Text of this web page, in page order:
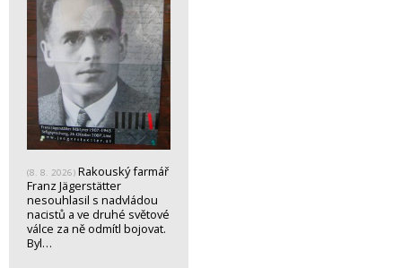
(8. 8. 2026) Rakouský farmář
Franz Jägerstätter
nesouhlasil s nadvládou
nacistů a ve druhé světové
válce za ně odmítl bojovat.
Byl…